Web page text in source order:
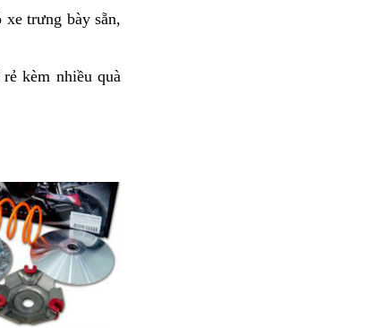
mãi
Hness
Hưng
Yên
xe trưng bày sẵn,
rẻ mua
trong
địa
bàn
Hưng
Yên
kèm nhiều quà